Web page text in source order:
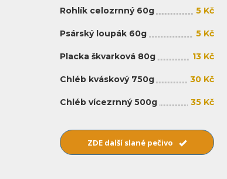
Rohlík celozrnný 60g 5 Kč
Psárský loupák 60g 5 Kč
Placka škvarková 80g 13 Kč
Chléb kváskový 750g 30 Kč
Chléb vícezrnný 500g 35 Kč
ZDE další slané pečivo